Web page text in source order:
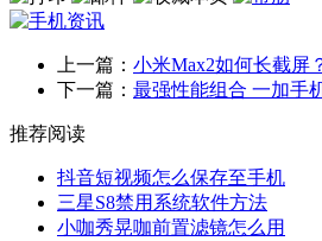
上一篇： 小米Max2如何长截屏
下一篇： 最强性能组合 一加手
推荐阅读
抖音短视频怎么保存至手机
三星S8禁用系统软件方法
小咖秀晃咖前置滤镜怎么用